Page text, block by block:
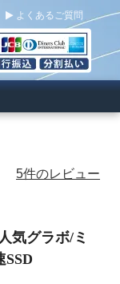
よくあるご質問
5件のレビュー
気グラボ/ミ